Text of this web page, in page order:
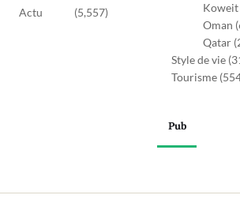
Actu (5,557)
Koweit
Oman
Qatar
Style de vie
Tourisme
Pub